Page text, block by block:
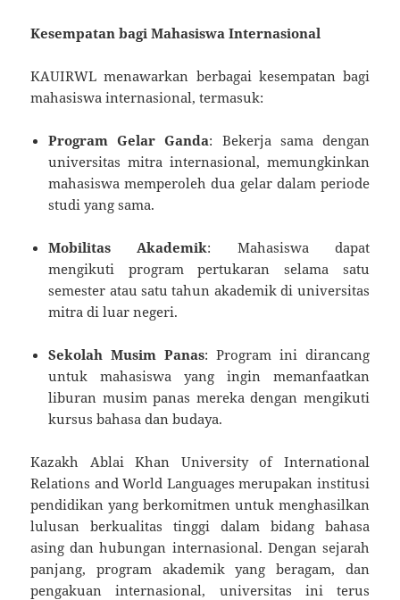
Kesempatan bagi Mahasiswa Internasional
KAUIRWL menawarkan berbagai kesempatan bagi
mahasiswa internasional, termasuk:
Program Gelar Ganda: Bekerja sama dengan
universitas mitra internasional, memungkinkan
mahasiswa memperoleh dua gelar dalam periode
studi yang sama.
Mobilitas Akademik: Mahasiswa dapat
mengikuti program pertukaran selama satu
semester atau satu tahun akademik di universitas
mitra di luar negeri.
Sekolah Musim Panas: Program ini dirancang
untuk mahasiswa yang ingin memanfaatkan
liburan musim panas mereka dengan mengikuti
kursus bahasa dan budaya.
Kazakh Ablai Khan University of International
Relations and World Languages merupakan institusi
pendidikan yang berkomitmen untuk menghasilkan
lulusan berkualitas tinggi dalam bidang bahasa
asing dan hubungan internasional. Dengan sejarah
panjang, program akademik yang beragam, dan
pengakuan internasional, universitas ini terus